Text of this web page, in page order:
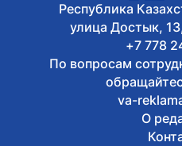
Республика
улица Достык,
+7 778
По вопросам
va-
О